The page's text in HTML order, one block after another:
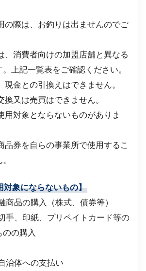
の際は、お釣りは出ませんのでご
消費者向けの加盟店舗と異なる
上記一覧表をご確認ください。
金との引換えはできません。
又は売買はできません。
対象とならないものがありま
券を自らの事業所で使用するこ
対象にならないもの】
品の購入（株式、債券等）
、印紙、プリペイトカード等の
の購入
体への支払い